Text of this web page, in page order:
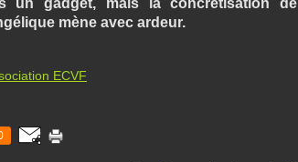
mène avec ardeur.
ECVF